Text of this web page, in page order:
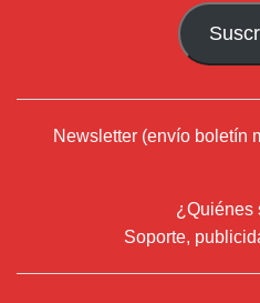
Newsletter (envío boletín
¿Quiénes
Soporte,